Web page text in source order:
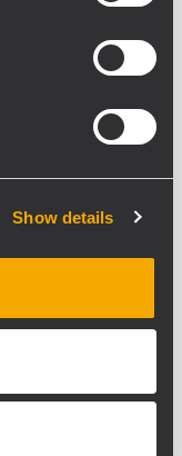
Show details